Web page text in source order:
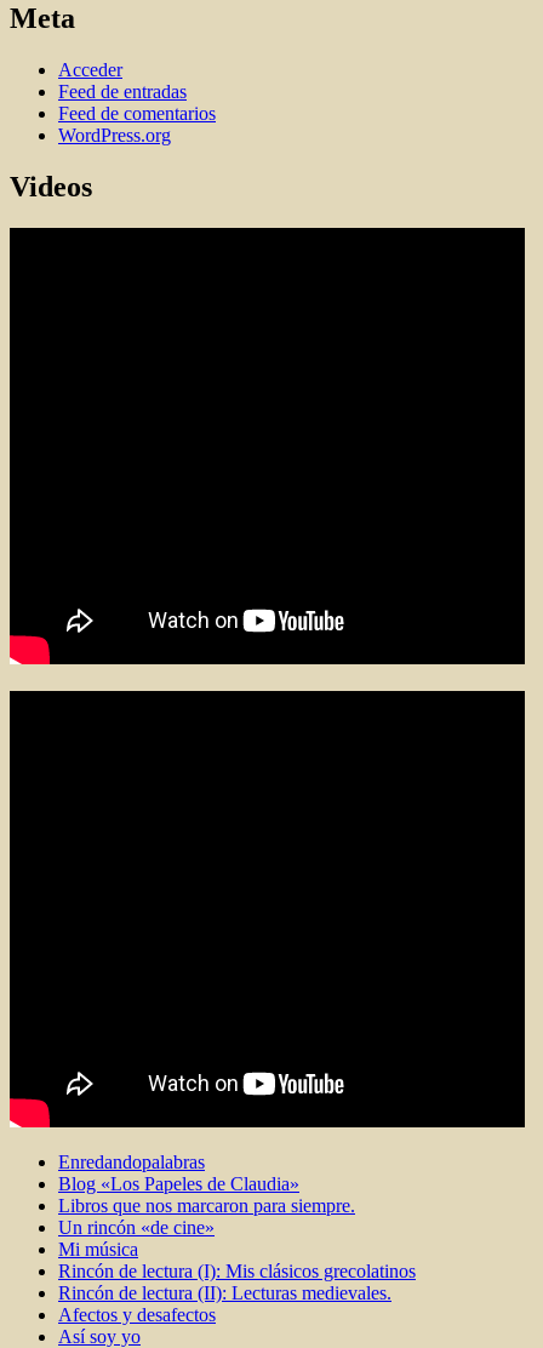
Meta
Acceder
Feed de entradas
Feed de comentarios
WordPress.org
Videos
Enredandopalabras
Blog «Los Papeles de Claudia»
Libros que nos marcaron para siempre.
Un rincón «de cine»
Mi música
Rincón de lectura (I): Mis clásicos grecolatinos
Rincón de lectura (II): Lecturas medievales.
Afectos y desafectos
Así soy yo